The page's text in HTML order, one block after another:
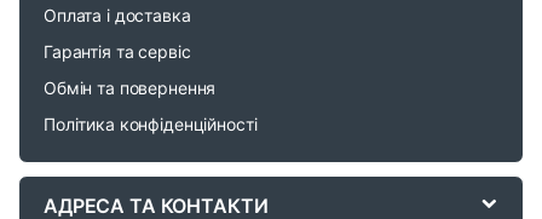
Оплата і доставка
Гарантія та сервіс
Обмін та повернення
Політика конфіденційності
АДРЕСА ТА КОНТАКТИ